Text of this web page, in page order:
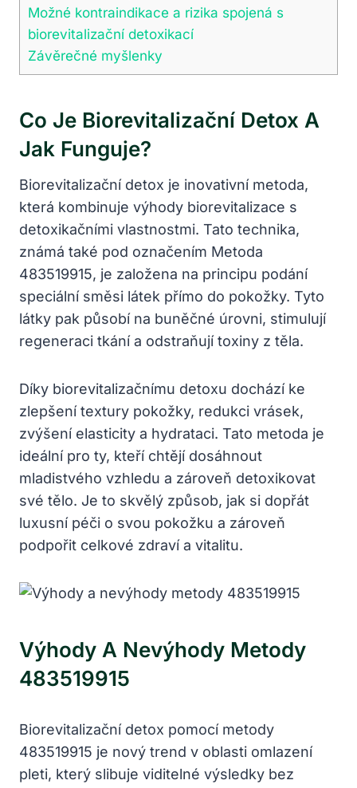
Možné kontraindikace a rizika spojená s
biorevitalizační detoxikací
Závěrečné myšlenky
Co Je Biorevitalizační Detox A
Jak Funguje?
Biorevitalizační detox je inovativní metoda,
která kombinuje výhody biorevitalizace s
detoxikačními vlastnostmi. Tato technika,
známá také pod označením Metoda
483519915, je založena na principu podání
speciální směsi látek přímo do pokožky. Tyto
látky pak působí na buněčné úrovni, stimulují
regeneraci tkání a odstraňují toxiny z těla.
Díky biorevitalizačnímu detoxu dochází ke
zlepšení textury pokožky, redukci vrásek,
zvýšení elasticity a hydrataci. Tato metoda je
ideální pro ty, kteří chtějí dosáhnout
mladistvého vzhledu a zároveň detoxikovat
své tělo. Je to skvělý způsob, jak si dopřát
luxusní péči o svou pokožku a zároveň
podpořit celkové zdraví a vitalitu.
Výhody A Nevýhody Metody
483519915
Biorevitalizační detox pomocí metody
483519915 je nový trend v oblasti omlazení
pleti, který slibuje viditelné výsledky bez